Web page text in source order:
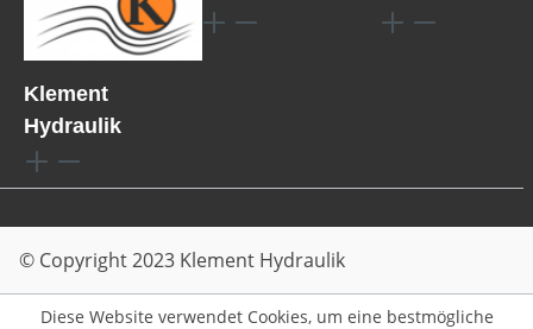
Klement
Hydraulik
© Copyright 2023 Klement Hydraulik
Diese Website verwendet Cookies, um eine bestmögliche